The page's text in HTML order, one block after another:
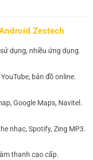
Zestech
dụng, nhiều ứng dụng.
bản đồ online.
Google Maps, Navitel.
nhạc, Spotify, Zing MP3.
thanh cao cấp.